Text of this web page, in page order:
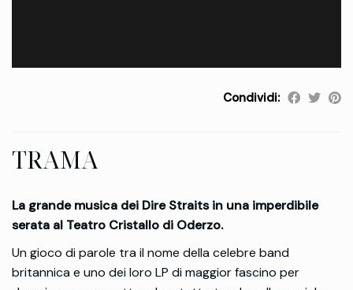
Condividi:
TRAMA
La grande musica dei Dire Straits in una imperdibile
serata al Teatro Cristallo di Oderzo.
Un gioco di parole tra il nome della celebre band
britannica e uno dei loro LP di maggior fascino per